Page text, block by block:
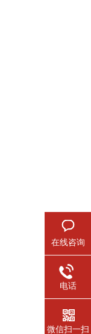
在线咨询
电话
微信扫一扫